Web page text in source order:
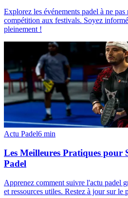
Explorez les événements padel à ne pas
compétition aux festivals. Soyez
pleinement !
Actu Padel6 min
Les Meilleures Pratiques pour
Padel
Apprenez comment suivre l'actu padel
et ressources utiles. Restez à jour sur le